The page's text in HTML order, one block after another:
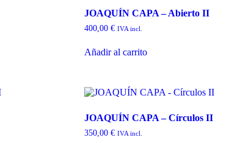
JOAQUÍN CAPA – Abierto II
400,00 € IVA incl.
Añadir al carrito
JOAQUÍN CAPA – Círculos II
350,00 € IVA incl.